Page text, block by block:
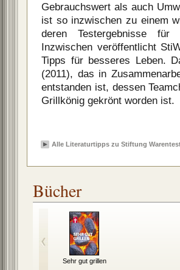
Gebrauchswert als auch
ist so inzwischen zu einem
deren Testergebnisse für
Inzwischen veröffentlicht
Tipps für besseres Leben.
(2011), das in
entstanden ist, dessen
Grillkönig gekrönt worden ist.
Alle Literaturtipps zu Stiftung
Bücher
Sehr gut grillen